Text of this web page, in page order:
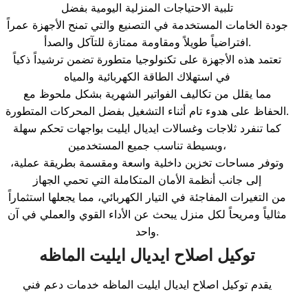
تلبية الاحتياجات المنزلية اليومية بفضل
جودة الخامات المستخدمة في التصنيع والتي تمنح الأجهزة عمراً
افتراضياً طويلاً ومقاومة ممتازة للتآكل والصدأ.
تعتمد هذه الأجهزة على تكنولوجيا متطورة تضمن ترشيداً ذكياً
في استهلاك الطاقة الكهربائية والمياه
مما يقلل من تكاليف الفواتير الشهرية بشكل ملحوظ مع
الحفاظ على هدوء تام أثناء التشغيل بفضل المحركات المتطورة.
كما تنفرد ثلاجات وغسالات ايديال ايليت بواجهات تحكم سهلة
وبسيطة تناسب جميع المستخدمين،
وتوفر مساحات تخزين داخلية واسعة ومقسمة بطريقة عملية،
إلى جانب أنظمة الأمان المتكاملة التي تحمي الجهاز
من التغيرات المفاجئة في التيار الكهربائي، مما يجعلها استثماراً
مثالياً ومريحاً لكل منزل يبحث عن الأداء القوي والعملي في آن
واحد.
توكيل اصلاح ايديال ايليت الماظه
يقدم توكيل اصلاح ايديال ايليت الماظه خدمات دعم فني